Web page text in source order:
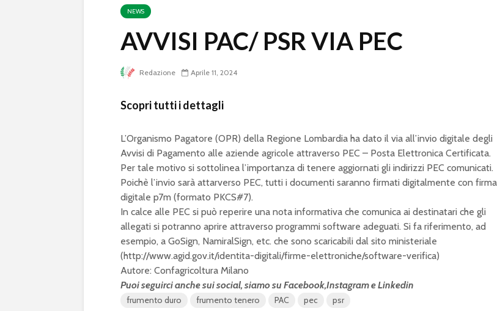
NEWS
AVVISI PAC/ PSR VIA PEC
Redazione Aprile 11, 2024
Scopri tutti i dettagli
L’Organismo Pagatore (OPR) della Regione Lombardia ha dato il via all’invio digitale degli
Avvisi di Pagamento alle aziende agricole attraverso PEC – Posta Elettronica Certificata.
Per tale motivo si sottolinea l’importanza di tenere aggiornati gli indirizzi PEC comunicati.
Poichè l’invio sarà attarverso PEC, tutti i documenti saranno firmati digitalmente con firma
digitale p7m (formato PKCS#7).
In calce alle PEC si può reperire una nota informativa che comunica ai destinatari che gli
allegati si potranno aprire attraverso programmi software adeguati. Si fa riferimento, ad
esempio, a GoSign, NamiralSign, etc. che sono scaricabili dal sito ministeriale
(http://www.agid.gov.it/identita-digitali/firme-elettroniche/software-verifica)
Autore: Confagricoltura Milano
Puoi seguirci anche sui social, siamo suFacebook,InstagrameLinkedin
frumento duro frumento tenero PAC pec psr